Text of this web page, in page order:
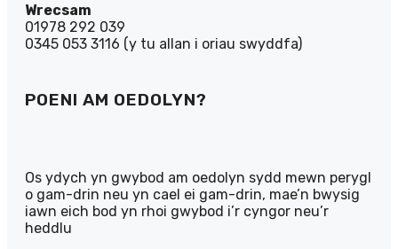
Wrecsam
01978 292 039
0345 053 3116 (y tu allan i oriau swyddfa)
POENI AM OEDOLYN?
Os ydych yn gwybod am oedolyn sydd mewn perygl
o gam-drin neu yn cael ei gam-drin, mae’n bwysig
iawn eich bod yn rhoi gwybod i’r cyngor neu’r
heddlu